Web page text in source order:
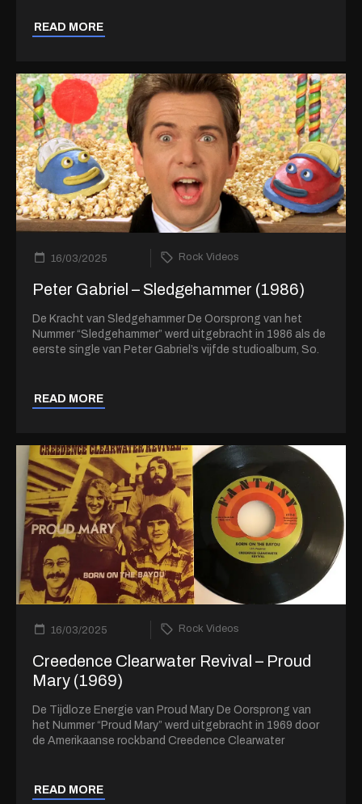
READ MORE
16/03/2025 Rock Videos
Peter Gabriel – Sledgehammer (1986)
De Kracht van Sledgehammer De Oorsprong van het
Nummer “Sledgehammer” werd uitgebracht in 1986 als de
eerste single van Peter Gabriel’s vijfde studioalbum, So.
READ MORE
16/03/2025 Rock Videos
Creedence Clearwater Revival – Proud
Mary (1969)
De Tijdloze Energie van Proud Mary De Oorsprong van
het Nummer “Proud Mary” werd uitgebracht in 1969 door
de Amerikaanse rockband Creedence Clearwater
READ MORE